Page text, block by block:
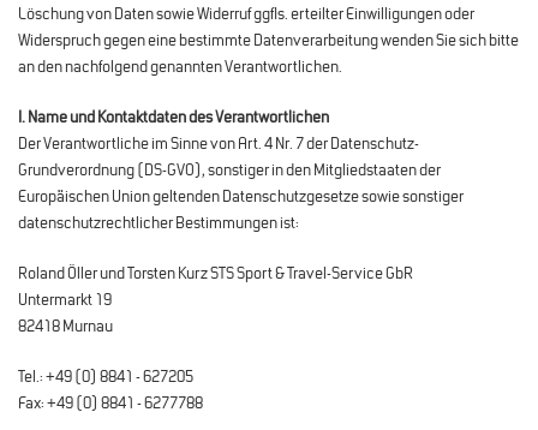
Löschung von Daten sowie Widerruf ggfls. erteilter Einwilligungen oder
Widerspruch gegen eine bestimmte Datenverarbeitung wenden Sie sich bitte
an den nachfolgend genannten Verantwortlichen.
I. Name und Kontaktdaten des Verantwortlichen
Der Verantwortliche im Sinne von Art. 4 Nr. 7 der Datenschutz-
Grundverordnung (DS-GVO), sonstiger in den Mitgliedstaaten der
Europäischen Union geltenden Datenschutzgesetze sowie sonstiger
datenschutzrechtlicher Bestimmungen ist:
Roland Öller und Torsten Kurz STS Sport & Travel-Service GbR
Untermarkt 19
82418 Murnau
Tel.: +49 (0) 8841 - 627205
Fax: +49 (0) 8841 - 6277788